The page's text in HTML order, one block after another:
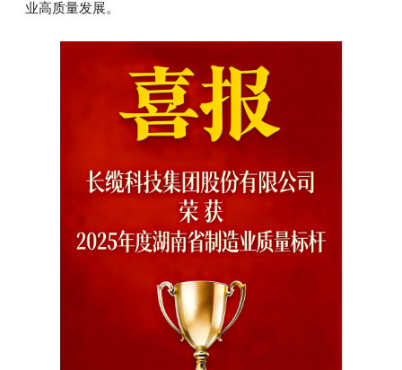
业高质量发展。